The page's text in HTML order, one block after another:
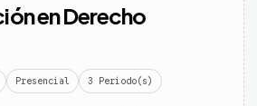
en Derecho
Presencial 3 Periodo(s)